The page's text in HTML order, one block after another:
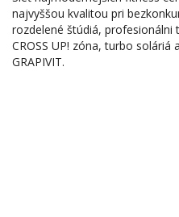
najvyššou kvalitou pri
rozdelené štúdiá, profesionálni
CROSS UP! zóna, turbo
GRAPIVIT.